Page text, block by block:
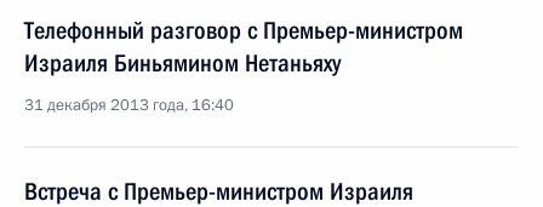
Телефонный разговор с Премьер-министром
Израиля Биньямином Нетаньяху
31 декабря 2013 года, 16:40
Встреча с Премьер-министром Израиля